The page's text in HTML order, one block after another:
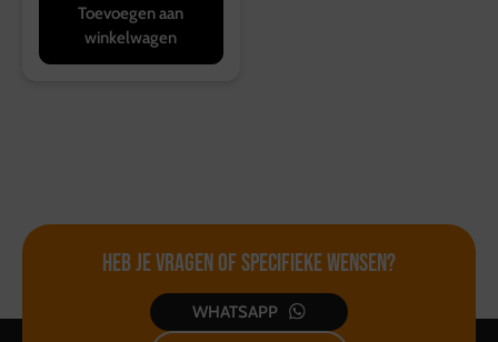
Toevoegen aan
winkelwagen
Heb je vragen ofspecifieke wensen?
WHATSAPP